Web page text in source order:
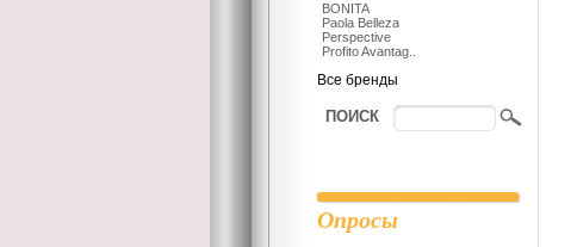
BONITA
Paola Belleza
Perspective
Profito Avantag..
Все бренды
ПОИСК
Опросы